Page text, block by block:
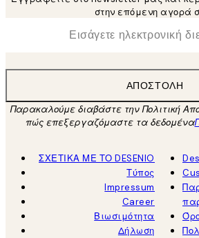
στην επόμενη αγορά
Ηλεκτρονική Διεύθυνση
ΑΠΟΣΤΟΛΉ
Παρακαλούμε διαβάστε την Πολιτική
πώς επεξεργαζόμαστε τα δεδομένα
ΣΧΕΤΙΚΑ ΜΕ ΤΟ DESENIO
Τύπος
Impressum
Career
Βιωσιμότητα
Δήλωση